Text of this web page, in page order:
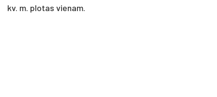
kv. m. plotas vienam.